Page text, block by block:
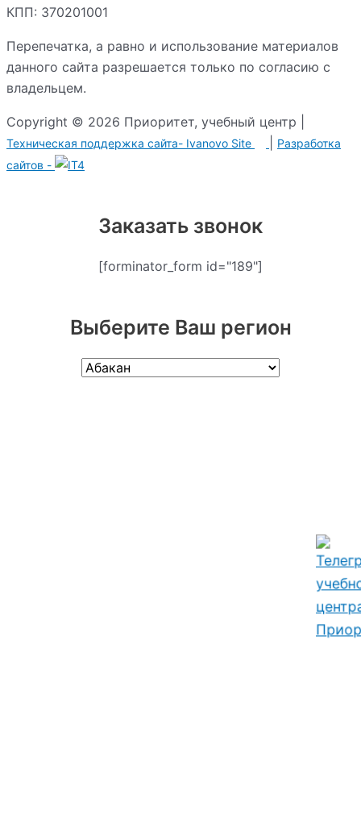
КПП: 370201001
Перепечатка, а равно и использование материалов
данного сайта разрешается только по согласию с
владельцем.
Copyright © 2026 Приоритет, учебный центр |
Техническая поддержка сайта- Ivanovo Site
Разработка
сайтов -
Заказать звонок
[forminator_form id="189"]
Выберите Ваш регион